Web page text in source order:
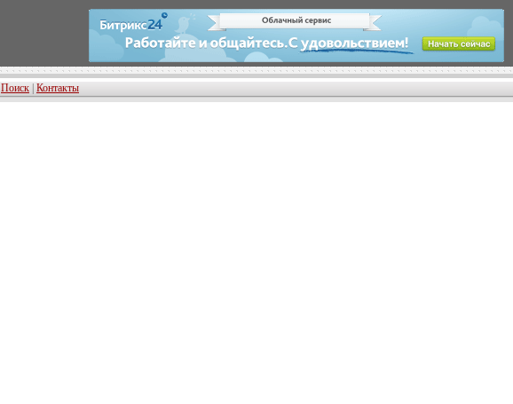
Поиск Контакты